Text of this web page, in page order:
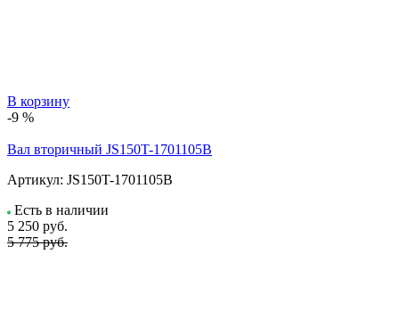
В корзину
-9 %
Вал вторичный JS150T-1701105B
Артикул: JS150T-1701105B
Есть в наличии
5 250 руб.
5 775 руб.